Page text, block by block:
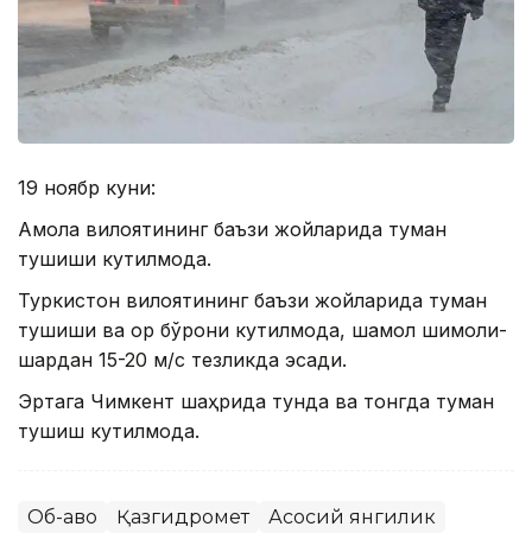
19 ноябр куни:
Ақмола вилоятининг баъзи жойларида туман
тушиши кутилмоқда.
Туркистон вилоятининг баъзи жойларида туман
тушиши ва қор бўрони кутилмоқда, шамол шимоли-
шарқдан 15-20 м/с тезликда эсади.
Эртага Чимкент шаҳрида тунда ва тонгда туман
тушиш кутилмоқда.
Об-ҳаво Қазгидромет Асосий янгилик